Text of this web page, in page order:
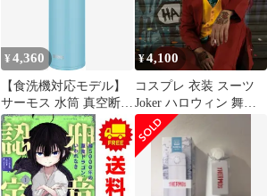
¥4,360
【食洗機対応モデル】
サーモス 水筒 真空断熱
ケータイマグ 500ml ラ
イトブルー 本体もパー
ツもすべて食洗機対応
ワンタッチオープン ス
テンレス ボトル 保温保
¥4,100
コスプレ 衣装 スーツ
Joker ハロウィン 舞台
衣装 4点セット ジョー